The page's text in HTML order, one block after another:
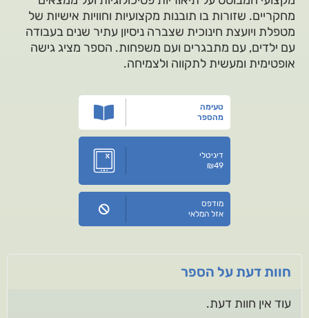
מחקריים. שזורות בו תובנות מקצועיות וחוויות אישיות של
מטפלת ויועצת חינוכית שצברה ניסיון עתיר שנים בעבודה
עם ילדים, עם מתבגרים ועם משפחות. הספר מציג גישה
אופטימית ומעשית לתקווה ולצמיחה.
טעימה
מהספר
דיגיטלי
₪49
מודפס
אזל המלאי
חוות דעת על הספר
עוד אין חוות דעת.